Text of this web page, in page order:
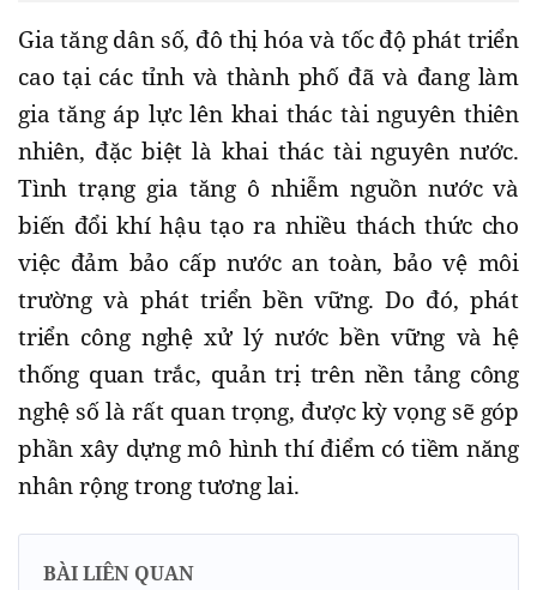
Gia tăng dân số, đô thị hóa và tốc độ phát triển
cao tại các tỉnh và thành phố đã và đang làm
gia tăng áp lực lên khai thác tài nguyên thiên
nhiên, đặc biệt là khai thác tài nguyên nước.
Tình trạng gia tăng ô nhiễm nguồn nước và
biến đổi khí hậu tạo ra nhiều thách thức cho
việc đảm bảo cấp nước an toàn, bảo vệ môi
trường và phát triển bền vững. Do đó, phát
triển công nghệ xử lý nước bền vững và hệ
thống quan trắc, quản trị trên nền tảng công
nghệ số là rất quan trọng, được kỳ vọng sẽ góp
phần xây dựng mô hình thí điểm có tiềm năng
nhân rộng trong tương lai.
BÀI LIÊN QUAN